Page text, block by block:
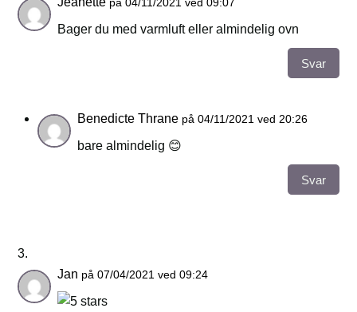
Bager du med varmluft eller almindelig ovn
Svar
Benedicte Thrane på 04/11/2021 ved 20:26
bare almindelig 😊
Svar
Jan på 07/04/2021 ved 09:24